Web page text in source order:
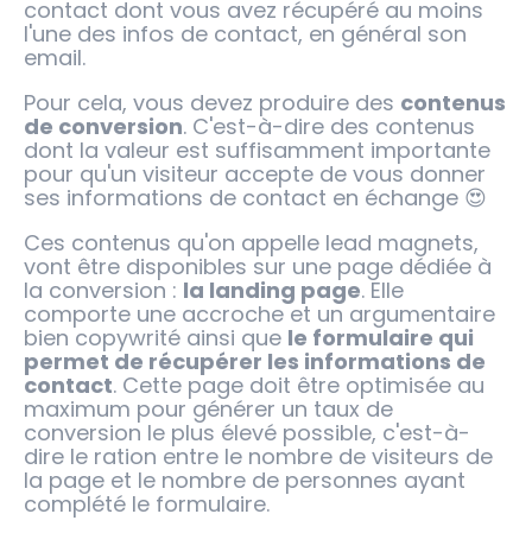
contact dont vous avez récupéré au moins
l'une des infos de contact, en général son
email.
Pour cela, vous devez produire des contenus
de conversion. C'est-à-dire des contenus
dont la valeur est suffisamment importante
pour qu'un visiteur accepte de vous donner
ses informations de contact en échange 😍
Ces contenus qu'on appelle lead magnets,
vont être disponibles sur une page dédiée à
la conversion : la landing page. Elle
comporte une accroche et un argumentaire
bien copywrité ainsi que le formulaire qui
permet de récupérer les informations de
contact. Cette page doit être optimisée au
maximum pour générer un taux de
conversion le plus élevé possible, c'est-à-
dire le ration entre le nombre de visiteurs de
la page et le nombre de personnes ayant
complété le formulaire.